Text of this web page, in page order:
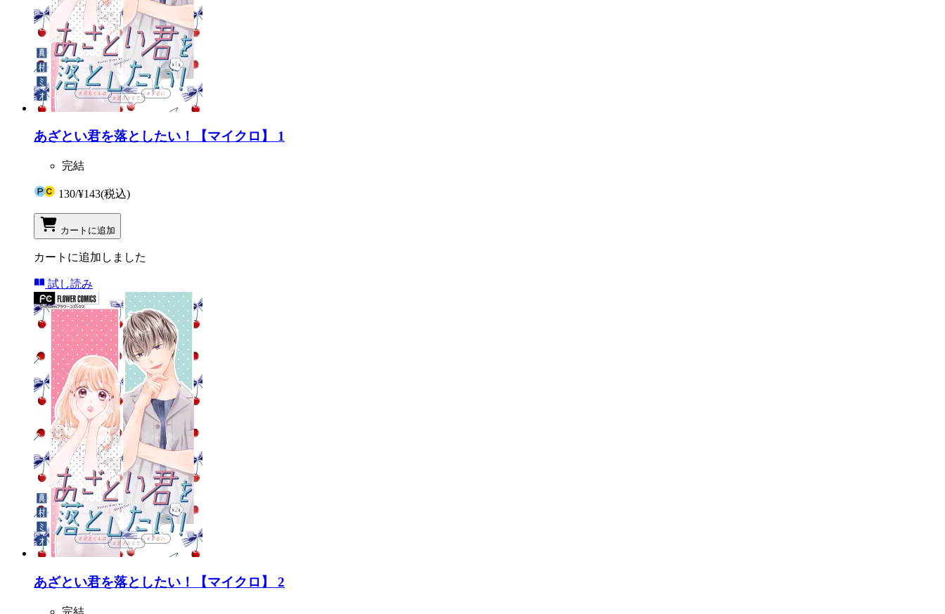
あざとい君を落としたい！【マイクロ】 1
完結
130/¥143(税込)
カートに追加
カートに追加しました
試し読み
あざとい君を落としたい！【マイクロ】 2
完結